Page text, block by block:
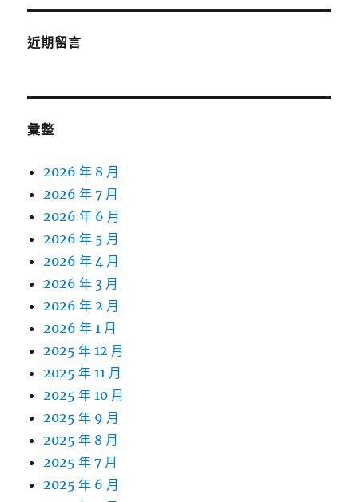
近期留言
彙整
2026 年 8 月
2026 年 7 月
2026 年 6 月
2026 年 5 月
2026 年 4 月
2026 年 3 月
2026 年 2 月
2026 年 1 月
2025 年 12 月
2025 年 11 月
2025 年 10 月
2025 年 9 月
2025 年 8 月
2025 年 7 月
2025 年 6 月